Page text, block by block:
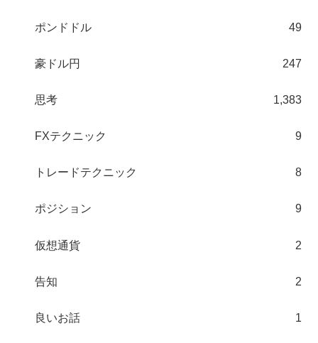
ポンドドル 49
豪ドル円 247
思考 1,383
FXテクニック 9
トレードテクニック 8
ポジション 9
仮想通貨 2
告知 2
良いお話 1